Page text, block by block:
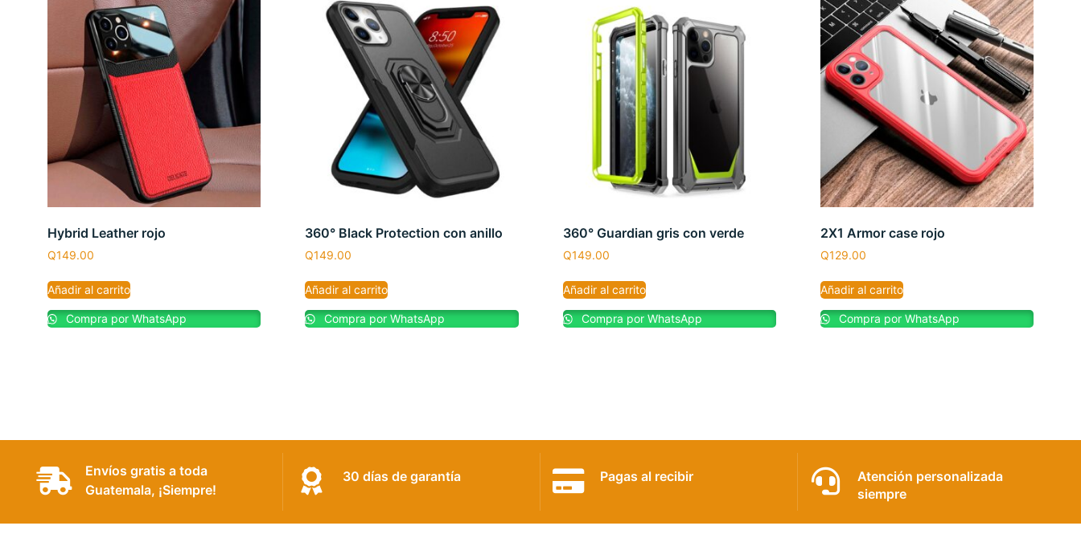
Hybrid Leather rojo
Q149.00
Añadir al carrito
Compra por WhatsApp
360° Black Protection con anillo
Q149.00
Añadir al carrito
Compra por WhatsApp
360° Guardian gris con verde
Q149.00
Añadir al carrito
Compra por WhatsApp
2X1 Armor case rojo
Q129.00
Añadir al carrito
Compra por WhatsApp
Envíos gratis a toda
Guatemala, ¡Siempre!
30 días de garantía Pagas al recibir
Atención personalizada
siempre